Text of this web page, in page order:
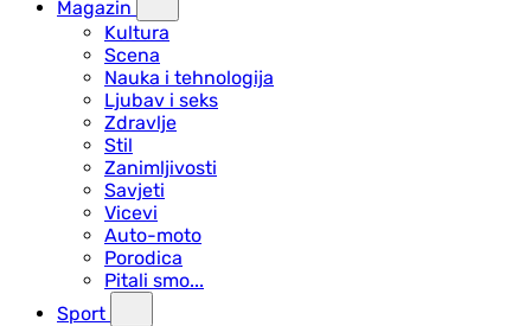
Magazin
Kultura
Scena
Nauka i tehnologija
Ljubav i seks
Zdravlje
Stil
Zanimljivosti
Savjeti
Vicevi
Auto-moto
Porodica
Pitali smo...
Sport